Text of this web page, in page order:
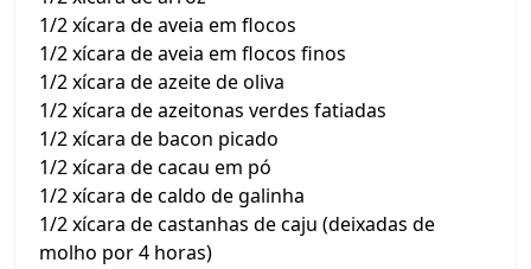
1/2 xícara de aveia em flocos
1/2 xícara de aveia em flocos finos
1/2 xícara de azeite de oliva
1/2 xícara de azeitonas verdes fatiadas
1/2 xícara de bacon picado
1/2 xícara de cacau em pó
1/2 xícara de caldo de galinha
1/2 xícara de castanhas de caju (deixadas de
molho por 4 horas)